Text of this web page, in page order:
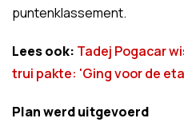
puntenklassement.
Lees ook: Tadej Pogacar
trui pakte: 'Ging voor de
Plan werd uitgevoerd